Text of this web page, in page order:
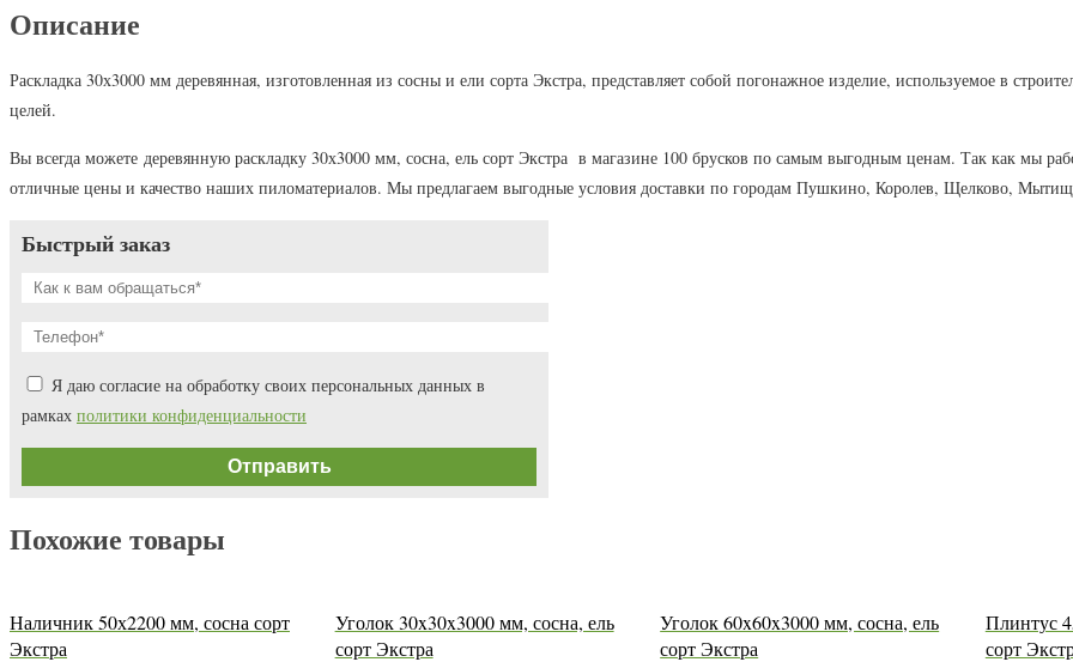
Описание
Раскладка 30х3000 мм деревянная, изготовленная из сосны и ели сорта Экстра, представляет собой погонажное изделие, используемое в
целей.
Вы всегда можете деревянную раскладку 30х3000 мм, сосна, ель сорт Экстра в магазине 100 брусков по самым выгодным ценам. Так как мы
отличные цены и качество наших пиломатериалов. Мы предлагаем выгодные условия доставки по городам Пушкино, Королев, Щелково,
Быстрый заказ
Я даю согласие на обработку своих персональных данных в
рамках политики конфиденциальности
Похожие товары
Наличник 50х2200 мм, сосна сорт
Экстра
Уголок 30x30x3000 мм, сосна, ель
сорт Экстра
Уголок 60x60x3000 мм, сосна, ель
сорт Экстра
Плинтус
сорт